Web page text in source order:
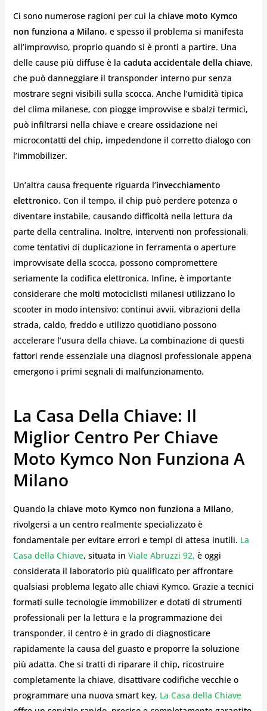
Ci sono numerose ragioni per cui la chiave moto Kymco
non funziona a Milano, e spesso il problema si manifesta
all’improvviso, proprio quando si è pronti a partire. Una
delle cause più diffuse è la caduta accidentale della chiave,
che può danneggiare il transponder interno pur senza
mostrare segni visibili sulla scocca. Anche l’umidità tipica
del clima milanese, con piogge improvvise e sbalzi termici,
può infiltrarsi nella chiave e creare ossidazione nei
microcontatti del chip, impedendone il corretto dialogo con
l’immobilizer.
Un’altra causa frequente riguarda l’invecchiamento
elettronico. Con il tempo, il chip può perdere potenza o
diventare instabile, causando difficoltà nella lettura da
parte della centralina. Inoltre, interventi non professionali,
come tentativi di duplicazione in ferramenta o aperture
improvvisate della scocca, possono compromettere
seriamente la codifica elettronica. Infine, è importante
considerare che molti motociclisti milanesi utilizzano lo
scooter in modo intensivo: continui avvii, vibrazioni della
strada, caldo, freddo e utilizzo quotidiano possono
accelerare l’usura della chiave. La combinazione di questi
fattori rende essenziale una diagnosi professionale appena
emergono i primi segnali di malfunzionamento.
La Casa Della Chiave: Il
Miglior Centro Per Chiave
Moto Kymco Non Funziona A
Milano
Quando la chiave moto Kymco non funziona a Milano,
rivolgersi a un centro realmente specializzato è
fondamentale per evitare errori e tempi di attesa inutili. La
Casa della Chiave, situata in Viale Abruzzi 92, è oggi
considerata il laboratorio più qualificato per affrontare
qualsiasi problema legato alle chiavi Kymco. Grazie a tecnici
formati sulle tecnologie immobilizer e dotati di strumenti
professionali per la lettura e la programmazione dei
transponder, il centro è in grado di diagnosticare
rapidamente la causa del guasto e proporre la soluzione
più adatta. Che si tratti di riparare il chip, ricostruire
completamente la chiave, disattivare codifiche vecchie o
programmare una nuova smart key, La Casa della Chiave